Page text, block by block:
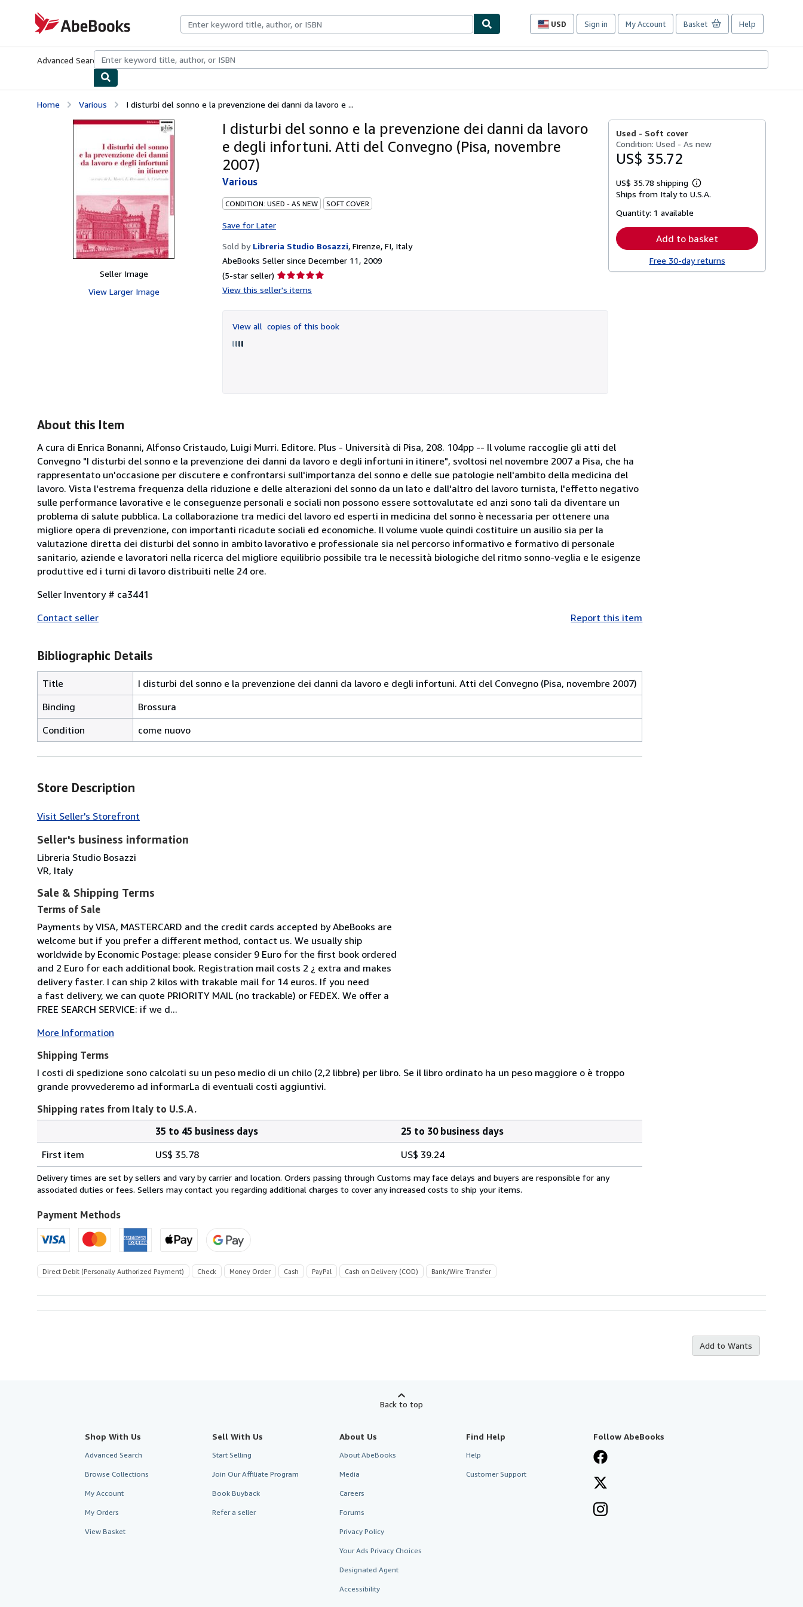
AbeBooks.com
USD
Site
preferences
Sign in My Account Basket Help
Advanced Search Browse CollectionsRare BooksArt & Collectibles
Home Various I disturbi del sonno e la prevenzione dei danni da lavoro e ...
Seller Image
View Larger Image
I disturbi del sonno e la prevenzione dei danni da lavoro
e degli infortuni. Atti del Convegno (Pisa, novembre
2007)
Various
CONDITION: USED - AS NEW SOFT COVER
Save for Later
Sold by Libreria Studio Bosazzi, Firenze, FI, Italy
AbeBooks Seller since December 11, 2009
(5-star seller) Seller
rating
of
5
View this seller's items
View all copies of this book
Used - Soft cover
Condition: Used - As new
US$ 35.72
US$ 35.78 shipping
Learn
more
Ships from Italy to U.S.A.
Quantity: 1 available
Add to basket
Free 30-day returns
About this Item
A cura di Enrica Bonanni, Alfonso Cristaudo, Luigi Murri. Editore. Plus - Università di Pisa, 208. 104pp -- Il volume raccoglie gli atti del
Convegno "I disturbi del sonno e la prevenzione dei danni da lavoro e degli infortuni in itinere", svoltosi nel novembre 2007 a Pisa, che ha
rappresentato un'occasione per discutere e confrontarsi sull'importanza del sonno e delle sue patologie nell'ambito della medicina del
lavoro. Vista l'estrema frequenza della riduzione e delle alterazioni del sonno da un lato e dall'altro del lavoro turnista, l'effetto negativo
sulle performance lavorative e le conseguenze personali e sociali non possono essere sottovalutate ed anzi sono tali da diventare un
problema di salute pubblica. La collaborazione tra medici del lavoro ed esperti in medicina del sonno è necessaria per ottenere una
migliore opera di prevenzione, con importanti ricadute sociali ed economiche. Il volume vuole quindi costituire un ausilio sia per la
valutazione diretta dei disturbi del sonno in ambito lavorativo e professionale sia nel percorso informativo e formativo di personale
sanitario, aziende e lavoratori nella ricerca del migliore equilibrio possibile tra le necessità biologiche del ritmo sonno-veglia e le esigenze
produttive ed i turni di lavoro distribuiti nelle 24 ore.
Seller Inventory # ca3441
Contact seller
Report this item
Bibliographic Details
Title
I disturbi del sonno e la prevenzione dei danni da lavoro e degli infortuni. Atti del Convegno (Pisa, novembre 2007)
Binding
Brossura
Condition
come nuovo
Store Description
Visit Seller's Storefront
Seller's business information
Libreria Studio Bosazzi
VR, Italy
Sale & Shipping Terms
Terms of Sale
Payments by VISA, MASTERCARD and the credit cards accepted by AbeBooks are
welcome but if you prefer a different method, contact us. We usually ship
worldwide by Economic Postage: please consider 9 Euro for the first book ordered
and 2 Euro for each additional book. Registration mail costs 2 ¿ extra and makes
delivery faster. I can ship 2 kilos with trakable mail for 14 euros. If you need
a fast delivery, we can quote PRIORITY MAIL (no trackable) or FEDEX. We offer a
FREE SEARCH SERVICE: if we d...
More Information
Shipping Terms
I costi di spedizione sono calcolati su un peso medio di un chilo (2,2 libbre) per libro. Se il libro ordinato ha un peso maggiore o è troppo
grande provvederemo ad informarLa di eventuali costi aggiuntivi.
Shipping rates from Italy to U.S.A.
rates
from
Italy
U.S.A.
35 to 45 business days
25 to 30 business days
First item
US$ 35.78 US$ 39.24
Delivery times are set by sellers and vary by carrier and location. Orders passing through Customs may face delays and buyers are responsible for any
associated duties or fees. Sellers may contact you regarding additional charges to cover any increased costs to ship your items.
Payment Methods
Direct Debit (Personally Authorized Payment) Check Money Order Cash PayPal Cash on Delivery (COD) Bank/Wire Transfer
Add to Wants
Back to top
Shop With Us
Advanced Search
Browse Collections
My Account
My Orders
View Basket
Sell With Us
Start Selling
Join Our Affiliate Program
Book Buyback
Refer a seller
About Us
About AbeBooks
Media
Careers
Forums
Privacy Policy
Your Ads Privacy Choices
Designated Agent
Accessibility
Find Help
Help
Customer Support
Follow AbeBooks